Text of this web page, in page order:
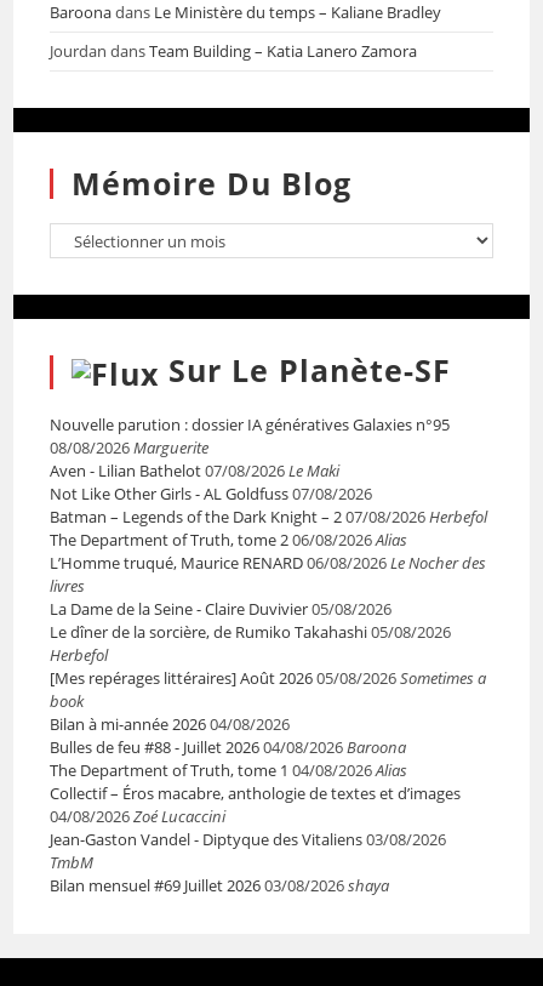
Baroonadans Le Ministère du temps – Kaliane Bradley
Jourdan dansTeam Building – Katia Lanero Zamora
Mémoire Du Blog
Sur Le Planète-SF
Nouvelle parution : dossier IA génératives Galaxies n°95
08/08/2026Marguerite
Aven - Lilian Bathelot07/08/2026Le Maki
Not Like Other Girls - AL Goldfuss07/08/2026
Batman – Legends of the Dark Knight – 207/08/2026Herbefol
The Department of Truth, tome 206/08/2026Alias
L’Homme truqué, Maurice RENARD06/08/2026Le Nocher des
livres
La Dame de la Seine - Claire Duvivier05/08/2026
Le dîner de la sorcière, de Rumiko Takahashi05/08/2026
Herbefol
[Mes repérages littéraires] Août 202605/08/2026Sometimes a
book
Bilan à mi-année 202604/08/2026
Bulles de feu #88 - Juillet 202604/08/2026Baroona
The Department of Truth, tome 1 04/08/2026Alias
Collectif – Éros macabre, anthologie de textes et d’images
04/08/2026Zoé Lucaccini
Jean-Gaston Vandel - Diptyque des Vitaliens03/08/2026
TmbM
Bilan mensuel #69 Juillet 202603/08/2026shaya